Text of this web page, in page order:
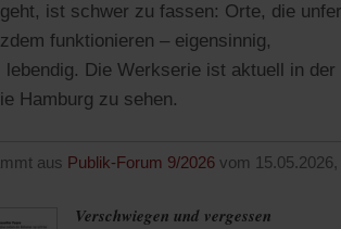
ist schwer zu fassen: Orte, die
funktionieren – eigensinnig,
lebendig. Die Werkserie ist aktuell in der
Hamburg zu sehen.
aus Publik-Forum 9/2026 vom 15.05.2026,
Verschwiegen und vergessen